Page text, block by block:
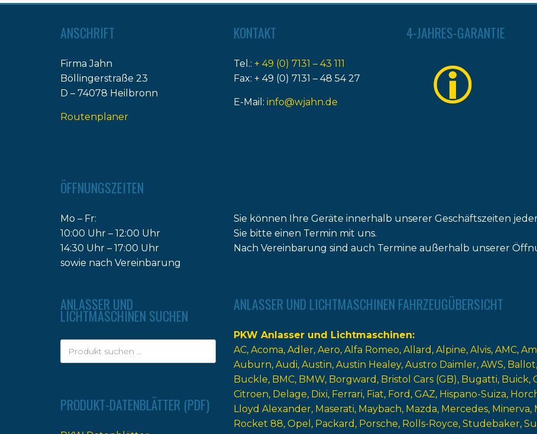
ANSCHRIFT
Firma Jahn
Böllingerstraße 23
D – 74078 Heilbronn
Routenplaner
KONTAKT
Tel.: + 49 (0) 7131 – 43 111
Fax: + 49 (0) 7131 – 48 54 27
E-Mail: info@wjahn.de
4-JAHRES-GARANTIE
ÖFFNUNGSZEITEN
Mo – Fr:
10:00 Uhr – 12:00 Uhr
14:30 Uhr – 17:00 Uhr
sowie nach Vereinbarung
Sie können Ihre Geräte innerhalb unserer Geschäftszeiten
Sie bitte einen Termin mit uns.
Nach Vereinbarung sind auch Termine außerhalb unserer
ANLASSER UND
LICHTMASCHINEN SUCHEN
PRODUKT-DATENBLÄTTER (PDF)
ANLASSER UND LICHTMASCHINEN FAHRZEUGÜBERSICHT
PKW Anlasser und Lichtmaschinen
AC Acoma Adler Aero Alfa Romeo Allard Alpine Alvis AMC
Auburn Audi Austin Austin Healey Austro Daimler AWS Ballot
Buckle BMC BMW Borgward Bristol Cars (GB) Bugatti Buick
Citroen Delage Dixi Ferrari Fiat Ford GAZ Hispano-Suiza
Lloyd Alexander Maserati Maybach Mazda Mercedes Minerva
Rocket 88 Opel Packard Porsche Rolls-Royce Studebaker